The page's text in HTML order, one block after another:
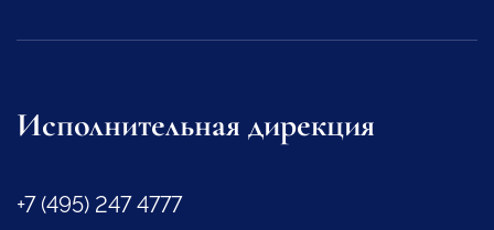
Исполнительная дирекция
+7 (495) 247 4777